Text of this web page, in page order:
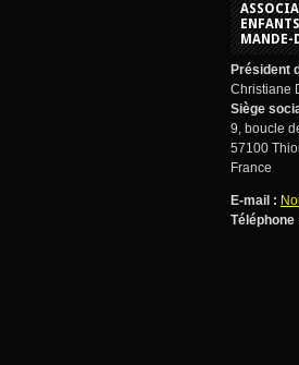
MANDE-
Président
Christiane
Siège
9, boucle
57100
France
E-mail :
Téléphone